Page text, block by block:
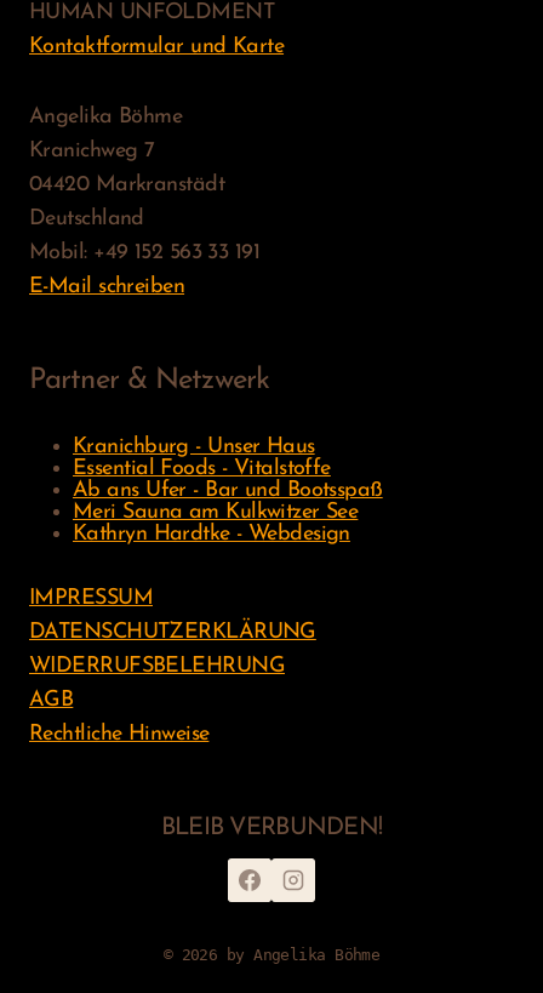
HUMAN UNFOLDMENT
Kontaktformular und Karte
Angelika Böhme
Kranichweg 7
04420 Markranstädt
Deutschland
Mobil: +49 152 563 33 191
E-Mail schreiben
Partner & Netzwerk
Kranichburg - Unser Haus
Essential Foods - Vitalstoffe
Ab ans Ufer - Bar und Bootsspaß
Meri Sauna am Kulkwitzer See
Kathryn Hardtke - Webdesign
IMPRESSUM
DATENSCHUTZERKLÄRUNG
WIDERRUFSBELEHRUNG
AGB
Rechtliche Hinweise
BLEIB VERBUNDEN!
© 2026 by Angelika Böhme